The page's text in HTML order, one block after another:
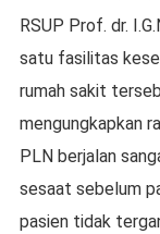
RSUP Prof. dr.
satu fasilitas
rumah sakit
mengungkapkan
PLN berjalan
sesaat sebelum
pasien tidak